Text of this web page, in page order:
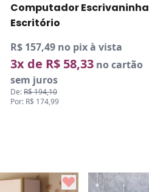
Computador Escrivaninha
Escritório
R$ 157,49 no pix à vista
3x de R$ 58,33 no cartão
sem juros
De:R$ 194,10
Por: R$ 174,99